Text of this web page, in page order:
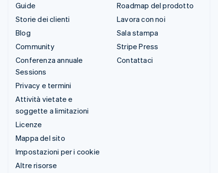
Guide
Storie dei clienti
Blog
Community
Conferenza annuale
Sessions
Privacy e termini
Attività vietate e
soggette a limitazioni
Licenze
Mappa del sito
Impostazioni per i cookie
Altre risorse
Roadmap del prodotto
Lavora con noi
Sala stampa
Stripe Press
Contattaci